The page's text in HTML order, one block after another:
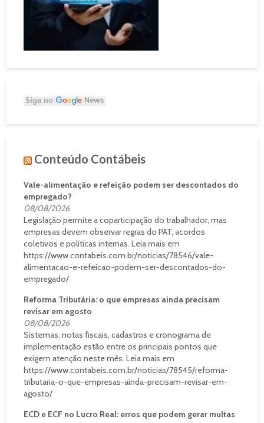
Conteúdo Contábeis
Vale-alimentação e refeição podem ser descontados do
empregado?
08/08/2026
Legislação permite a coparticipação do trabalhador, mas
empresas devem observar regras do PAT, acordos
coletivos e políticas internas. Leia mais em
https://www.contabeis.com.br/noticias/78546/vale-
alimentacao-e-refeicao-podem-ser-descontados-do-
empregado/
Reforma Tributária: o que empresas ainda precisam
revisar em agosto
08/08/2026
Sistemas, notas fiscais, cadastros e cronograma de
implementação estão entre os principais pontos que
exigem atenção neste mês. Leia mais em
https://www.contabeis.com.br/noticias/78545/reforma-
tributaria-o-que-empresas-ainda-precisam-revisar-em-
agosto/
ECD e ECF no Lucro Real: erros que podem gerar multas